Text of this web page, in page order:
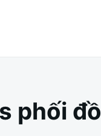
phối đồ